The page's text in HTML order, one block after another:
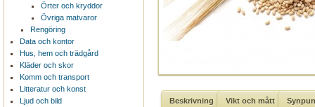
Beskrivning Vikt och mått
Örter och kryddor
Övriga matvaror
Rengöring
Data och kontor
Hus, hem och trädgård
Kläder och skor
Komm och transport
Litteratur och konst
Ljud och bild